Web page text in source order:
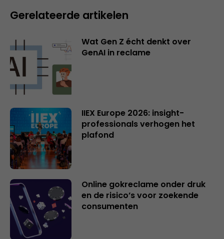
Gerelateerde artikelen
Wat Gen Z écht denkt over
GenAI in reclame
IIEX Europe 2026: insight-
professionals verhogen het
plafond
Online gokreclame onder druk
en de risico’s voor zoekende
consumenten